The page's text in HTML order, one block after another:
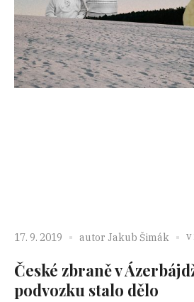
17. 9. 2019 autor Jakub Šimák v
České zbraně v
podvozku stalo dělo